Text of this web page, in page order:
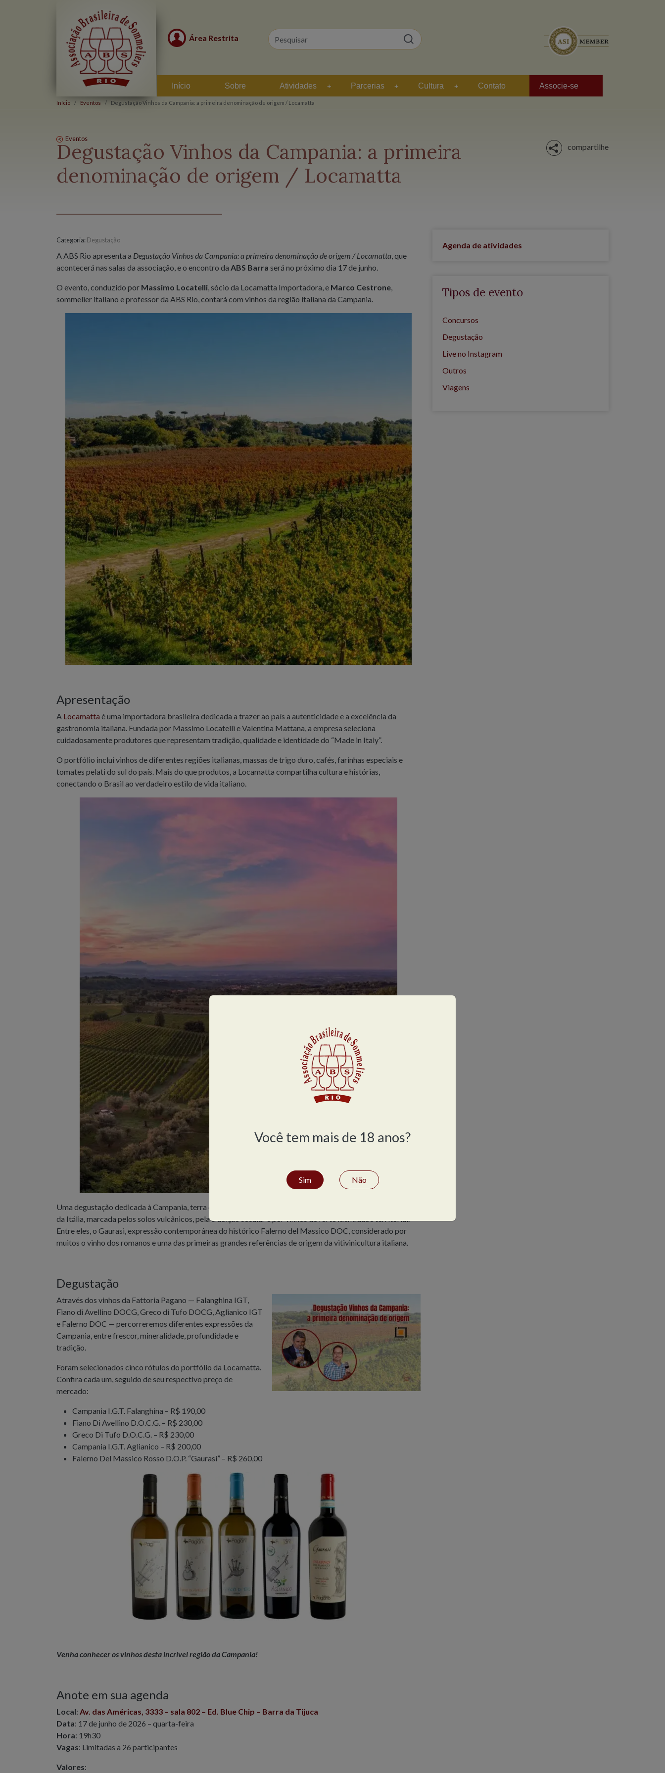
Área Restrita
Início Sobre Atividades Parcerias Cultura Contato Associe-se
Início Eventos Degustação Vinhos da Campania: a primeira denominação de origem / Locamatta
compartilhe
Eventos
Degustação Vinhos da Campania: a primeira
denominação de origem / Locamatta
Categoria:Degustação
A ABS Rio apresenta a Degustação Vinhos da Campania: a primeira denominação de origem / Locamatta , que
acontecerá nas salas da associação, e o encontro da ABS Barra será no próximo dia 17 de junho.
O evento, conduzido por Massimo Locatelli , sócio da Locamatta Importadora, e Marco Cestrone
sommelier italiano e professor da ABS Rio, contará com vinhos da região italiana da Campania.
Apresentação
A Locamatta é uma importadora brasileira dedicada a trazer ao país a autenticidade e a excelência da
gastronomia italiana. Fundada por Massimo Locatelli e Valentina Mattana, a empresa seleciona
cuidadosamente produtores que representam tradição, qualidade e identidade do “Made in Italy”.
O portfólio inclui vinhos de diferentes regiões italianas, massas de trigo duro, cafés, farinhas especiais e
tomates pelati do sul do país. Mais do que produtos, a Locamatta compartilha cultura e histórias,
conectando o Brasil ao verdadeiro estilo de vida italiano.
Uma degustação dedicada à Campania, terra de alguns dos vinhos mais antigos e emblemáticos da história
da Itália, marcada pelos solos vulcânicos, pela tradição secular e por vinhos de forte identidade territorial.
Entre eles, o Gaurasi, expressão contemporânea do histórico Falerno del Massico DOC, considerado por
muitos o vinho dos romanos e uma das primeiras grandes referências de origem da vitivinicultura italiana.
Degustação
Através dos vinhos da Fattoria Pagano — Falanghina IGT,
Fiano di Avellino DOCG, Greco di Tufo DOCG, Aglianico IGT
e Falerno DOC — percorreremos diferentes expressões da
Campania, entre frescor, mineralidade, profundidade e
tradição.
Foram selecionados cinco rótulos do portfólio da Locamatta.
Confira cada um, seguido de seu respectivo preço de
mercado:
Campania I.G.T. Falanghina – R$ 190,00
Fiano Di Avellino D.O.C.G. – R$ 230,00
Greco Di Tufo D.O.C.G. – R$ 230,00
Campania I.G.T. Aglianico – R$ 200,00
Falerno Del Massico Rosso D.O.P. “Gaurasi” – R$ 260,00
Venha conhecer os vinhos desta incrível região da Campania!
Anote em sua agenda
Local: Av. das Américas, 3333 – sala 802 – Ed. Blue Chip – Barra da Tijuca
Data: 17 de junho de 2026 – quarta-feira
Hora: 19h30
Vagas: Limitadas a 26 participantes
Valores:
Agenda de atividades
Tipos de evento
Concursos
Degustação
Live no Instagram
Outros
Viagens
Você tem mais de 18 anos?
Sim Não